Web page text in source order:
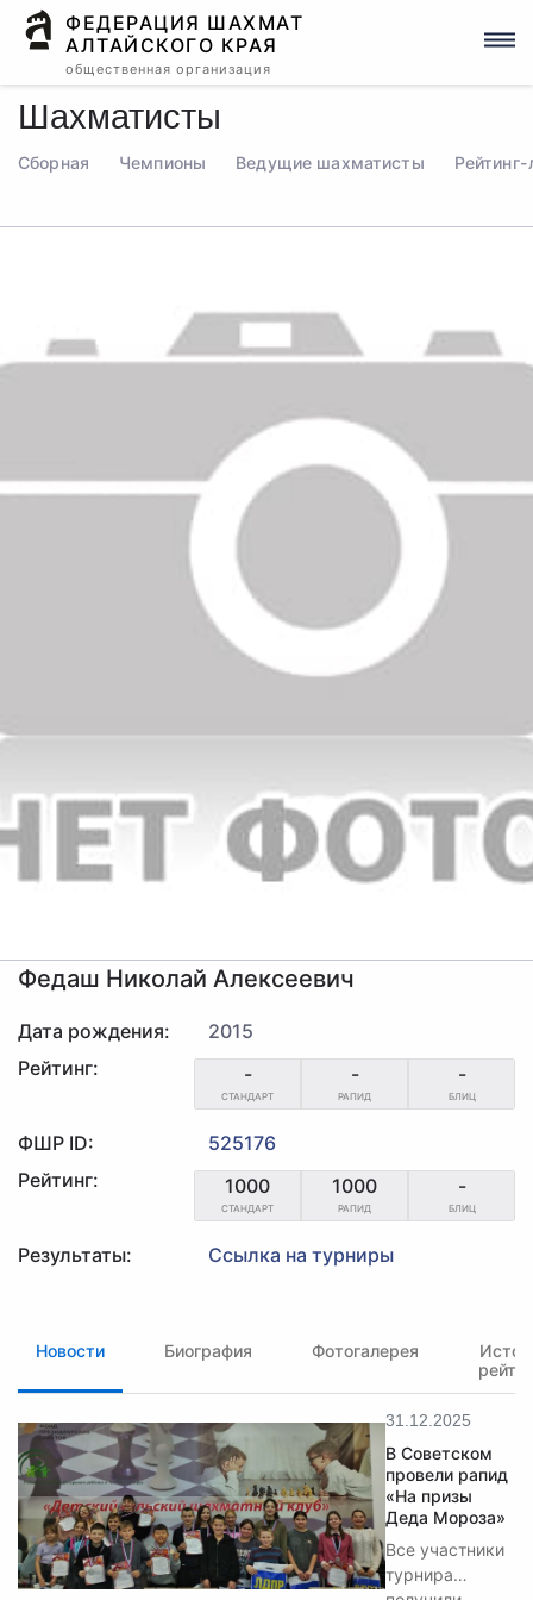
ФЕДЕРАЦИЯ ШАХМАТ
АЛТАЙСКОГО КРАЯ
общественная организация
Шахматисты
Сборная Чемпионы Ведущие шахматисты Рейтинг-
Федаш Николай Алексеевич
Дата рождения:
2015
Рейтинг:
-
СТАНДАРТ
-
РАПИД
-
БЛИЦ
ФШР ID:
525176
Рейтинг:
1000
СТАНДАРТ
1000
РАПИД
-
БЛИЦ
Результаты: Ссылка на турниры
Новости Биография Фотогалерея
31.12.2025
В Советском
провели рапид
«На призы
Деда Мороза»
Все участники
турнира